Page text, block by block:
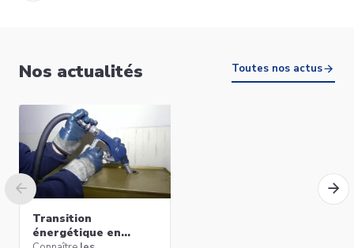
modulant VivaTherm filaire
De Dietrich
189,00 €
Ajouter au panier
Nos actualités Toutes nos actus
Transition
énergétique en